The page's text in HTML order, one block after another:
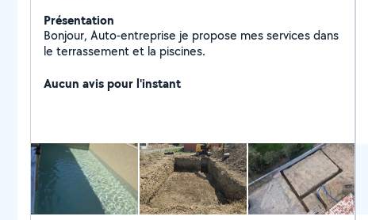
Présentation
Bonjour, Auto-entreprise je propose mes services dans
le terrassement et la piscines.
Aucun avis pour l'instant